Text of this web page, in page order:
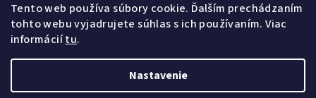
Tento web používa súbory cookie. Ďalším prechádzaním
tohto webu vyjadrujete súhlas s ich používaním. Viac
informáciítu.
Nastavenie
Sledovať na Instagrame